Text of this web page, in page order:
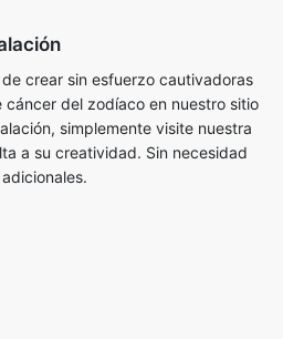
crear sin esfuerzo cautivadoras
del zodíaco en nuestro sitio
simplemente visite nuestra
a su creatividad. Sin necesidad